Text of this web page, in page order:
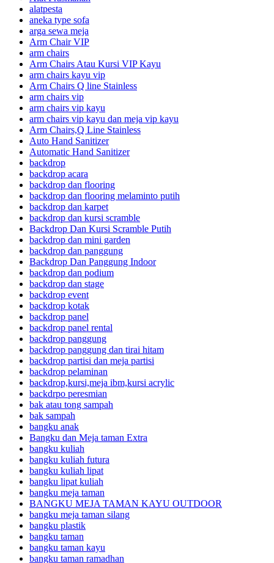
alatpesta
aneka type sofa
arga sewa meja
Arm Chair VIP
arm chairs
Arm Chairs Atau Kursi VIP Kayu
arm chairs kayu vip
Arm Chairs Q line Stainless
arm chairs vip
arm chairs vip kayu
arm chairs vip kayu dan meja vip kayu
Arm Chairs,Q Line Stainless
Auto Hand Sanitizer
Automatic Hand Sanitizer
backdrop
backdrop acara
backdrop dan flooring
backdrop dan flooring melaminto putih
backdrop dan karpet
backdrop dan kursi scramble
Backdrop Dan Kursi Scramble Putih
backdrop dan mini garden
backdrop dan panggung
Backdrop Dan Panggung Indoor
backdrop dan podium
backdrop dan stage
backdrop event
backdrop kotak
backdrop panel
backdrop panel rental
backdrop panggung
backdrop panggung dan tirai hitam
backdrop partisi dan meja partisi
backdrop pelaminan
backdrop,kursi,meja ibm,kursi acrylic
backdrpo peresmian
bak atau tong sampah
bak sampah
bangku anak
Bangku dan Meja taman Extra
bangku kuliah
bangku kuliah futura
bangku kuliah lipat
bangku lipat kuliah
bangku meja taman
BANGKU MEJA TAMAN KAYU OUTDOOR
bangku meja taman silang
bangku plastik
bangku taman
bangku taman kayu
bangku taman ramadhan